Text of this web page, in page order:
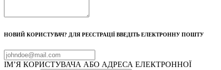
НОВИЙ КОРИСТУВАЧ? ДЛЯ РЕЄСТРАЦІЇ ВВЕДІТЬ ЕЛЕКТРОННУ ПОШТУ
ІМ’Я КОРИСТУВАЧА АБО АДРЕСА ЕЛЕКТРОННОЇ